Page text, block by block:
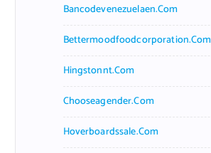
Bancodevenezuelaen.com
Bettermoodfoodcorporation.com
Hingstonnt.com
Chooseagender.com
Hoverboardssale.com